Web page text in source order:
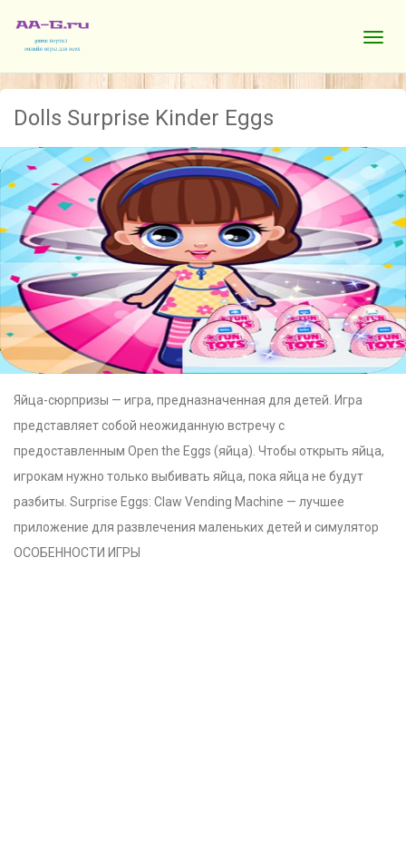
Dolls Surprise Kinder Eggs
Яйца-сюрпризы — игра, предназначенная для детей. Игра
представляет собой неожиданную встречу с
предоставленным Open the Eggs (яйца). Чтобы открыть яйца,
игрокам нужно только выбивать яйца, пока яйца не будут
разбиты. Surprise Eggs: Claw Vending Machine — лучшее
приложение для развлечения маленьких детей и симулятор
ОСОБЕННОСТИ ИГРЫ